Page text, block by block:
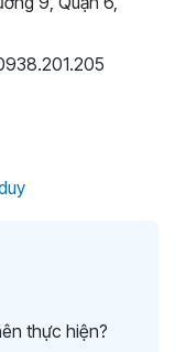
thực hiện?